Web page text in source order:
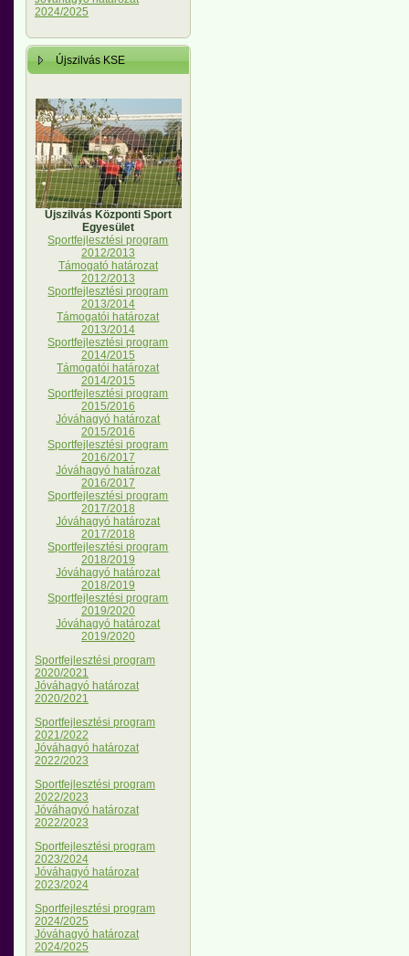
2024/2025
Újszilvás KSE
Újszilvás Központi Sport
Egyesület
Sportfejlesztési program
2012/2013
Támogató határozat
2012/2013
Sportfejlesztési program
2013/2014
Támogatói határozat
2013/2014
Sportfejlesztési program
2014/2015
Támogatói határozat
2014/2015
Sportfejlesztési program
2015/2016
Jóváhagyó határozat
2015/2016
Sportfejlesztési program
2016/2017
Jóváhagyó határozat
2016/2017
Sportfejlesztési program
2017/2018
Jóváhagyó határozat
2017/2018
Sportfejlesztési program
2018/2019
Jóváhagyó határozat
2018/2019
Sportfejlesztési program
2019/2020
Jóváhagyó határozat
2019/2020
Sportfejlesztési program
2020/2021
Jóváhagyó határozat
2020/2021
Sportfejlesztési program
2021/2022
Jóváhagyó határozat
2022/2023
Sportfejlesztési program
2022/2023
Jóváhagyó határozat
2022/2023
Sportfejlesztési program
2023/2024
Jóváhagyó határozat
2023/2024
Sportfejlesztési program
2024/2025
Jóváhagyó határozat
2024/2025